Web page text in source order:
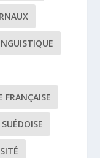
FRANÇAISE